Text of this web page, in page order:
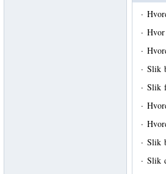
·
·
·
· Slik
· Slik
·
·
· Slik
· Slik